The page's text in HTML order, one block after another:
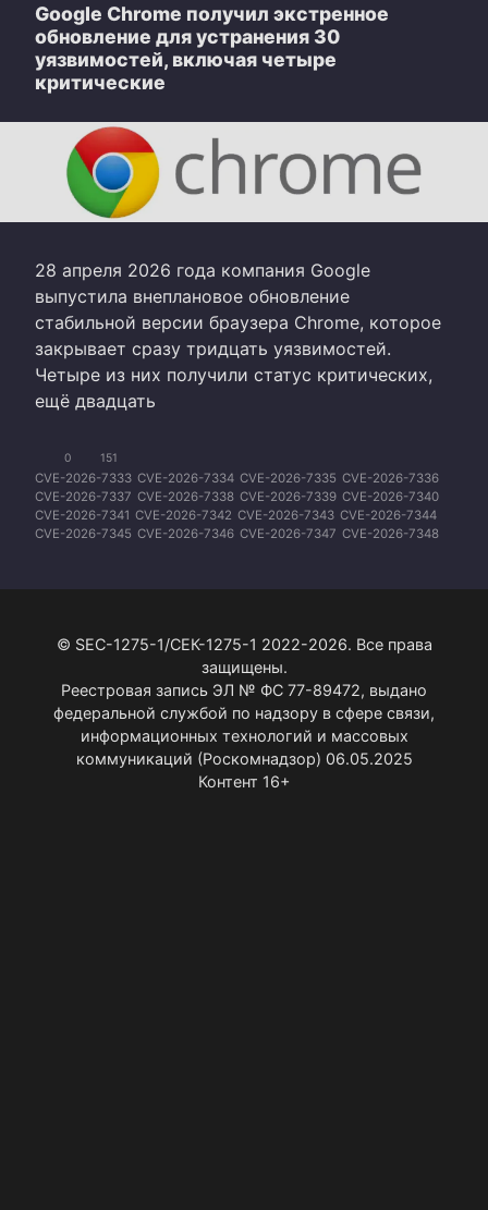
Google Chrome получил экстренное
обновление для устранения 30
уязвимостей, включая четыре
критические
28 апреля 2026 года компания Google
выпустила внеплановое обновление
стабильной версии браузера Chrome, которое
закрывает сразу тридцать уязвимостей.
Четыре из них получили статус критических,
ещё двадцать
0 151
CVE-2026-7333 CVE-2026-7334 CVE-2026-7335 CVE-2026-7336
CVE-2026-7337 CVE-2026-7338 CVE-2026-7339 CVE-2026-7340
CVE-2026-7341 CVE-2026-7342 CVE-2026-7343 CVE-2026-7344
CVE-2026-7345 CVE-2026-7346 CVE-2026-7347 CVE-2026-7348
CVE-2026-7357 CVE-2026-7358 CVE-2026-7359 CVE-2026-7360
© SEC-1275-1/СЕК-1275-1 2022-2026. Все права
защищены.
Реестровая запись ЭЛ № ФС 77-89472, выдано
федеральной службой по надзору в сфере связи,
информационных технологий и массовых
коммуникаций (Роскомнадзор) 06.05.2025
Контент 16+